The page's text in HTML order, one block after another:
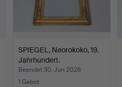
SPIEGEL, Neorokoko, 19.
Jahrhundert.
Beendet 30. Jun 2026
1 Gebot